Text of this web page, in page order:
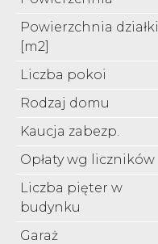
Powierzchnia działki
[m2]
Liczba pokoi
Rodzaj domu
Kaucja zabezp.
Opłaty wg liczników
Liczba pięter w
budynku
Garaż